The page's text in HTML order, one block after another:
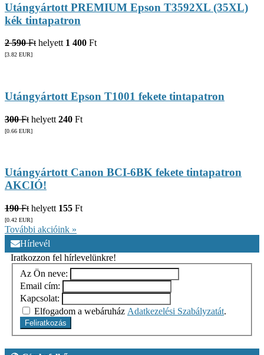
Utángyártott PREMIUM Epson T3592XL (35XL)
kék tintapatron
2 590 Ft helyett 1 400 Ft
[3.82 EUR]
Utángyártott Epson T1001 fekete tintapatron
300 Ft helyett 240 Ft
[0.66 EUR]
Utángyártott Canon BCI-6BK fekete tintapatron
AKCIÓ!
190 Ft helyett 155 Ft
[0.42 EUR]
További akcióink »
Hírlevél
Iratkozzon fel hírlevelünkre!
Az Ön neve:
Email cím:
Kapcsolat:
Elfogadom a webáruház Adatkezelési Szabályzatát.
Feliratkozás